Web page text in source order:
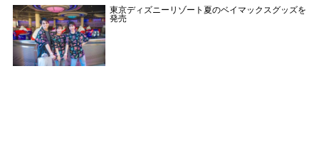
東京ディズニーリゾート夏のベイマックスグッズを
発売